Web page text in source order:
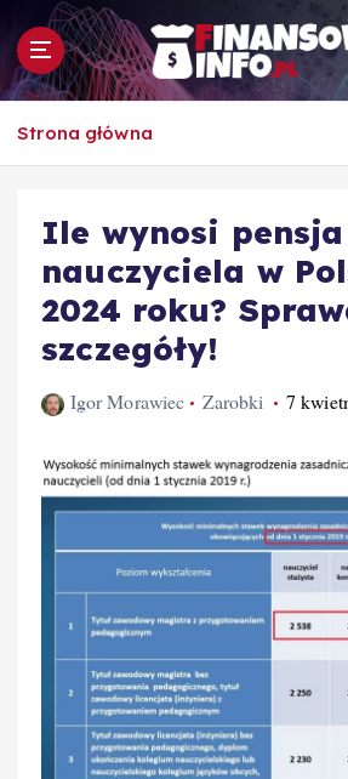
p
To i owo o
Strona główna
Ile wynosi pensja
nauczyciela w
2024 roku?
szczegóły!
Igor Morawiec Zarobki 7